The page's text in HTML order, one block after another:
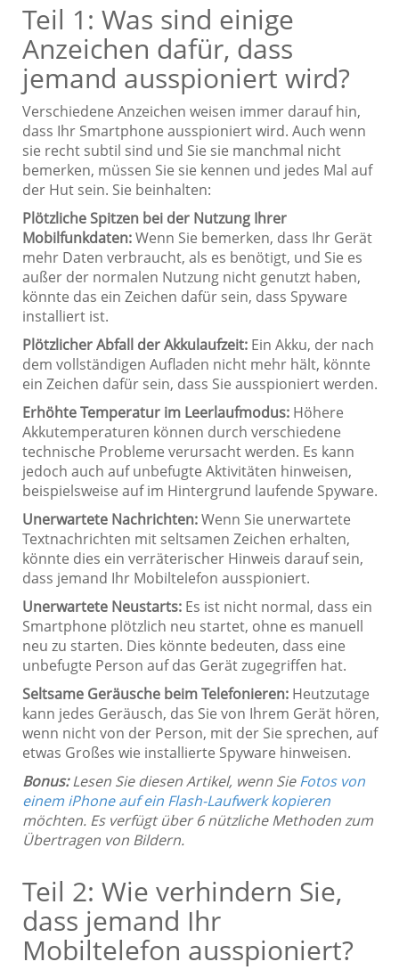
Teil 1: Was sind einige
Anzeichen dafür, dass
jemand ausspioniert wird?
Verschiedene Anzeichen weisen immer darauf hin,
dass Ihr Smartphone ausspioniert wird. Auch wenn
sie recht subtil sind und Sie sie manchmal nicht
bemerken, müssen Sie sie kennen und jedes Mal auf
der Hut sein. Sie beinhalten:
Plötzliche Spitzen bei der Nutzung Ihrer
Mobilfunkdaten:Wenn Sie bemerken, dass Ihr Gerät
mehr Daten verbraucht, als es benötigt, und Sie es
außer der normalen Nutzung nicht genutzt haben,
könnte das ein Zeichen dafür sein, dass Spyware
installiert ist.
Plötzlicher Abfall der Akkulaufzeit: Ein Akku, der nach
dem vollständigen Aufladen nicht mehr hält, könnte
ein Zeichen dafür sein, dass Sie ausspioniert werden.
Erhöhte Temperatur im Leerlaufmodus: Höhere
Akkutemperaturen können durch verschiedene
technische Probleme verursacht werden. Es kann
jedoch auch auf unbefugte Aktivitäten hinweisen,
beispielsweise auf im Hintergrund laufende Spyware.
Unerwartete Nachrichten:Wenn Sie unerwartete
Textnachrichten mit seltsamen Zeichen erhalten,
könnte dies ein verräterischer Hinweis darauf sein,
dass jemand Ihr Mobiltelefon ausspioniert.
Unerwartete Neustarts: Es ist nicht normal, dass ein
Smartphone plötzlich neu startet, ohne es manuell
neu zu starten. Dies könnte bedeuten, dass eine
unbefugte Person auf das Gerät zugegriffen hat.
Seltsame Geräusche beim Telefonieren: Heutzutage
kann jedes Geräusch, das Sie von Ihrem Gerät hören,
wenn nicht von der Person, mit der Sie sprechen, auf
etwas Großes wie installierte Spyware hinweisen.
Bonus:Lesen Sie diesen Artikel, wenn SieFotos von
einem iPhone auf ein Flash-Laufwerk kopieren
möchten. Es verfügt über 6 nützliche Methoden zum
Übertragen von Bildern.
Teil 2: Wie verhindern Sie,
dass jemand Ihr
Mobiltelefon ausspioniert?